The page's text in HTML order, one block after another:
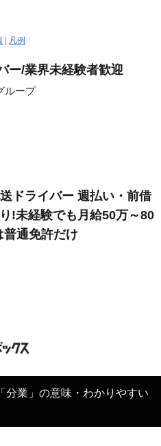
| 凡例
ー/業界未経験者歓迎
ループ
ドライバー 週払い・前借
!未経験でも月給50万～80
通免許だけ
分業」の意味・わかりやすい